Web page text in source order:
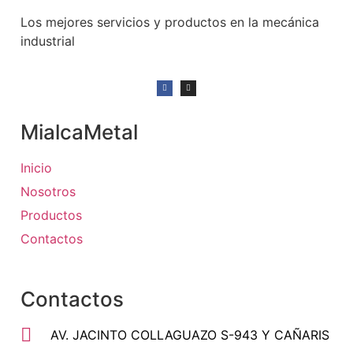
Los mejores servicios y productos en la mecánica
industrial
MialcaMetal
Inicio
Nosotros
Productos
Contactos
Contactos
AV. JACINTO COLLAGUAZO S-943 Y CAÑARIS